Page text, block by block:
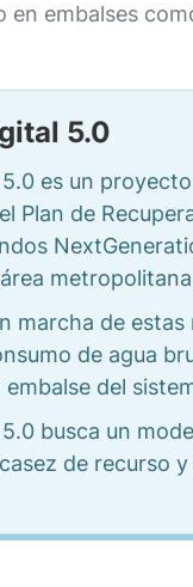
en embalses
5.0
es un
Plan de
marcha de
de agua
embalse del
busca un
de recurso